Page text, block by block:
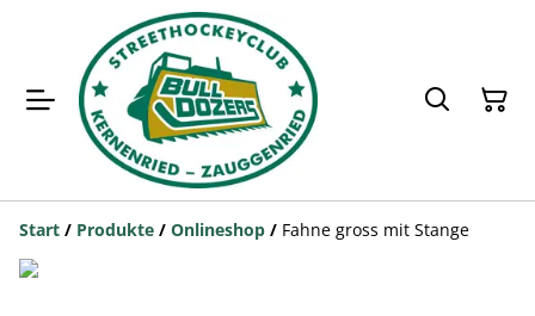
Start / Produkte / Onlineshop / Fahne gross mit Stange